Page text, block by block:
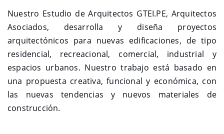
Nuestro Estudio de Arquitectos GTEI.PE, Arquitectos
Asociados, desarrolla y diseña proyectos
arquitectónicos para nuevas edificaciones, de tipo
residencial, recreacional, comercial, industrial y
espacios urbanos. Nuestro trabajo está basado en
una propuesta creativa, funcional y económica, con
las nuevas tendencias y nuevos materiales de
construcción.